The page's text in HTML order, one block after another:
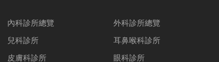
內科診所總覽
兒科診所
皮膚科診所
外科診所總覽
耳鼻喉科診所
眼科診所